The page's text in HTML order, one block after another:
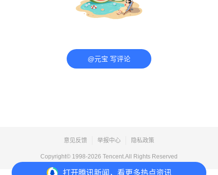
打开腾讯新闻，看更多热点资讯
@元宝 写评论
意见反馈 举报中心 隐私政策
Copyright© 1998-2026 Tencent.All Rights Reserved